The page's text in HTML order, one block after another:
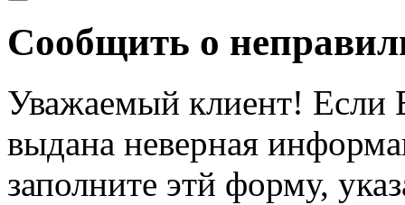
Сообщить о
Уважаемый клиент! Если
выдана неверная
заполните этй форму,